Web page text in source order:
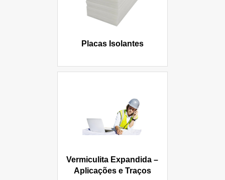
Placas Isolantes
Vermiculita Expandida –
Aplicações e Traços